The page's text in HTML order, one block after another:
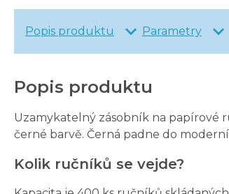
Popis produktu Parametry
Popis produktu
Uzamykatelný zásobník na papírové
černé barvě. Černá padne do
Kolik ručníků se vejde?